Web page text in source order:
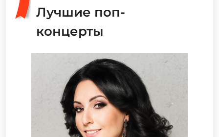
Лучшие поп-
концерты